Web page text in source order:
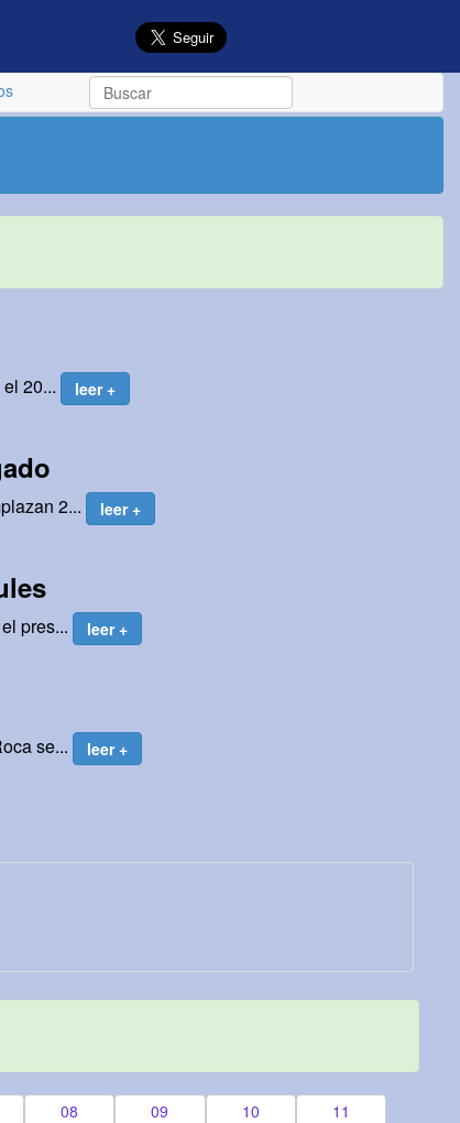
20... leer +
2... leer +
pres... leer +
se... leer +
08 09 10
11